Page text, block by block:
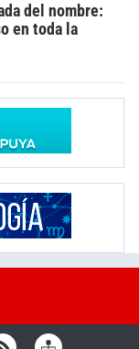
del nombre:
en toda la